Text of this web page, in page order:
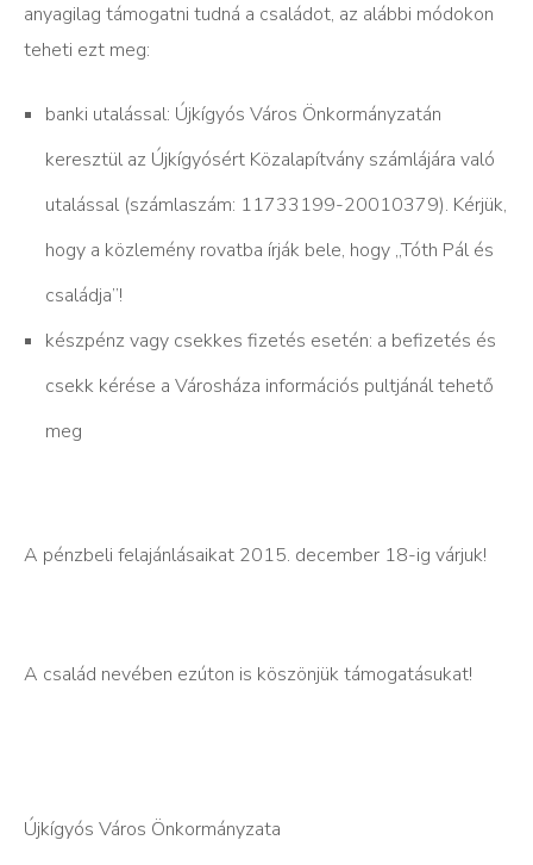
anyagilag támogatni tudná a családot, az alábbi módokon
teheti ezt meg:
banki utalással: Újkígyós Város Önkormányzatán
keresztül az Újkígyósért Közalapítvány számlájára való
utalással (számlaszám: 11733199-20010379). Kérjük,
hogy a közlemény rovatba írják bele, hogy „Tóth Pál és
családja”!
készpénz vagy csekkes fizetés esetén: a befizetés és
csekk kérése a Városháza információs pultjánál tehető
meg
A pénzbeli felajánlásaikat 2015. december 18-ig várjuk!
A család nevében ezúton is köszönjük támogatásukat!
Újkígyós Város Önkormányzata